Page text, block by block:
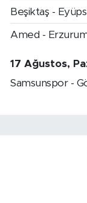
Beşiktaş -
Amed -
17 Ağustos,
Samsunspor -